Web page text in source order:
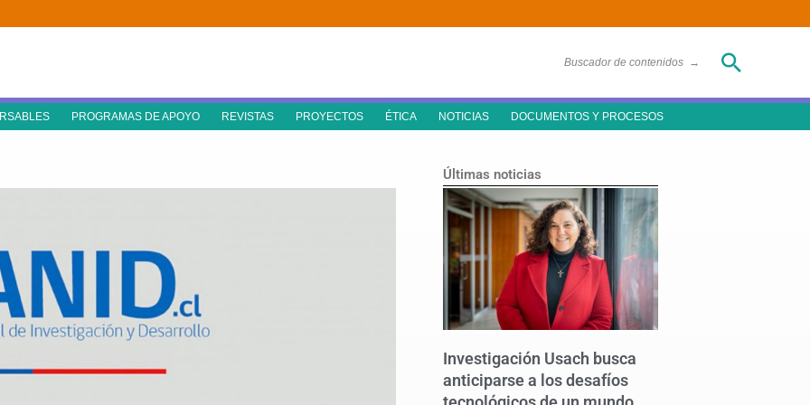
Buscador de contenidos → Buscar
PROGRAMAS DE APOYO REVISTAS PROYECTOS ÉTICA NOTICIAS DOCUMENTOS Y PROCESOS
Últimas noticias
Investigación Usach busca
anticiparse a los desafíos